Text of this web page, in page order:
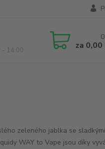
- 14:00
0
za 0,00
zeleného jablka se
WAY to Vape jsou díky